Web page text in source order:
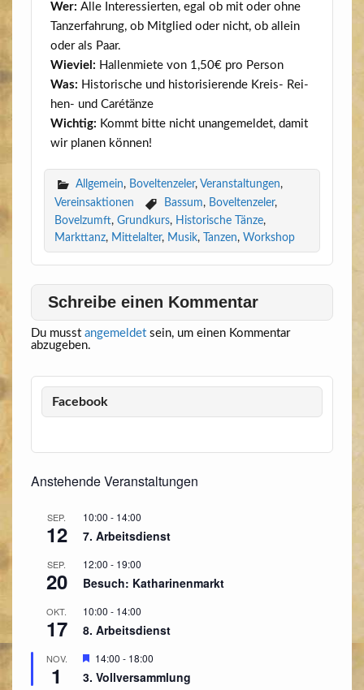
Wer: Alle Inter­es­sier­ten, egal ob mit oder ohne
Tanz­er­fah­rung, ob Mit­glied oder nicht, ob allein
oder als Paar.
Wie­viel: Hal­len­mie­te von 1,50€ pro Person
Was: His­to­ri­sche und his­to­ri­sie­ren­de Kreis- Rei­
hen- und Carétänze
Wich­tig: Kommt bit­te nicht unan­ge­mel­det, damit
wir pla­nen können!
Allgemein, Boveltenzeler, Veranstaltungen,
Vereinsaktionen
Bassum, Boveltenzeler,
Bovelzumft, Grundkurs, Historische Tänze,
Markttanz, Mittelalter, Musik, Tanzen, Workshop
Schreibe einen Kommentar
Du musst angemeldetsein, um einen Kommentar
abzugeben.
Facebook
Anstehende Veranstaltungen
SEP.
12
10:00 - 14:00
7. Arbeitsdienst
SEP.
20
12:00 - 19:00
Besuch: Katharinenmarkt
OKT.
17
10:00 - 14:00
8. Arbeitsdienst
NOV.
1
Hervorgehoben
14:00 - 18:00
3. Vollversammlung